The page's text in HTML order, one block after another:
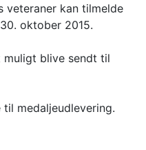
veteraner kan tilmelde
oktober 2015.
muligt blive sendt til
medaljeudlevering.